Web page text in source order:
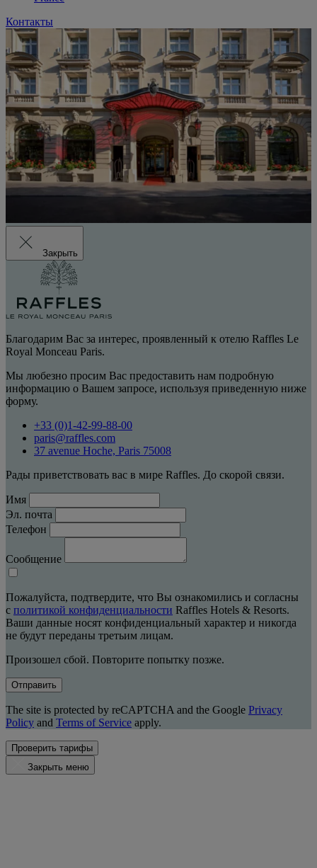
Контакты
Закрыть
Благодарим Вас за интерес, проявленный к отелю Raffles Le
Royal Monceau Paris.
Мы любезно просим Вас предоставить нам подробную
информацию о Вашем запросе, используя приведенную ниже
форму.
+33 (0)1-42-99-88-00
paris@raffles.com
37 avenue Hoche, Paris 75008
Рады приветствовать вас в мире Raffles. До скорой связи.
Имя
Эл. почта
Телефон
Сообщение
Пожалуйста, подтвердите, что Вы ознакомились и согласны
с политикой конфиденциальности Raffles Hotels & Resorts.
Ваши данные носят конфиденциальный характер и никогда
не будут переданы третьим лицам.
Произошел сбой. Повторите попытку позже.
Отправить
The site is protected by reCAPTCHA and the Google Privacy
Policy and Terms of Service apply.
Проверить тарифы
Закрыть меню